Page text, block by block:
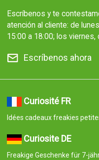
Escríbenos y te
atención al cliente: de
15:00 a 18:00; los viernes,
Escríbenos ahora
Curiosité FR
Idées cadeaux freakies
Curiosite DE
Freakige Geschenke für 7-